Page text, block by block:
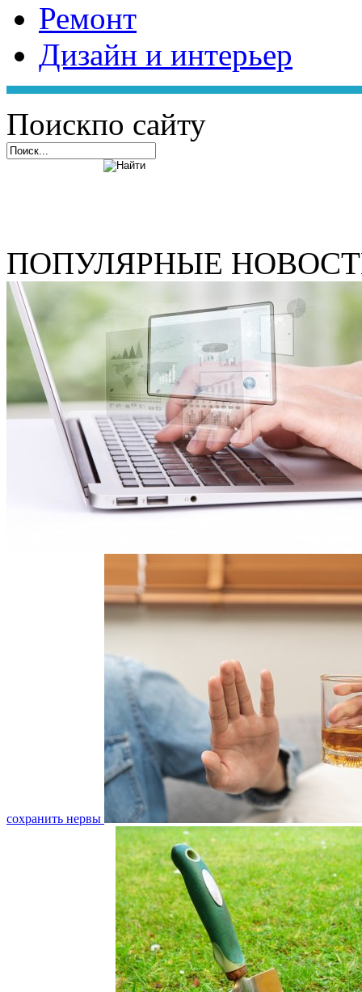
Ремонт
Дизайн и интерьер
Поискпо сайту
ПОПУЛЯРНЫЕ
сохранить нервы